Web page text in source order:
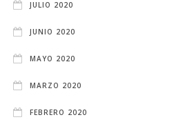
JULIO 2020
JUNIO 2020
MAYO 2020
MARZO 2020
FEBRERO 2020